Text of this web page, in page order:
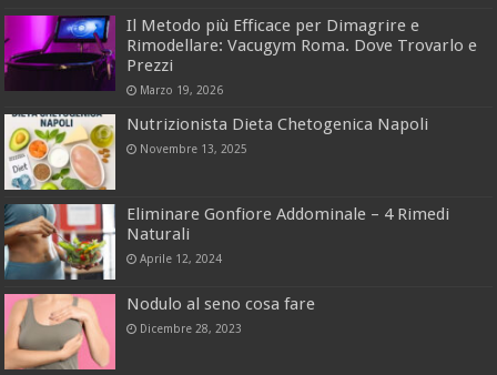
Il Metodo più Efficace per Dimagrire e
Rimodellare: Vacugym Roma. Dove Trovarlo e
Prezzi
Marzo 19, 2026
Nutrizionista Dieta Chetogenica Napoli
Novembre 13, 2025
Eliminare Gonfiore Addominale – 4 Rimedi
Naturali
Aprile 12, 2024
Nodulo al seno cosa fare
Dicembre 28, 2023